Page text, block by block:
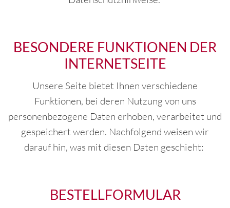
BESONDERE FUNKTIONEN DER
INTERNETSEITE
Unsere Seite bietet Ihnen verschiedene
Funktionen, bei deren Nutzung von uns
personenbezogene Daten erhoben, verarbeitet und
gespeichert werden. Nachfolgend weisen wir
darauf hin, was mit diesen Daten geschieht:
BESTELLFORMULAR